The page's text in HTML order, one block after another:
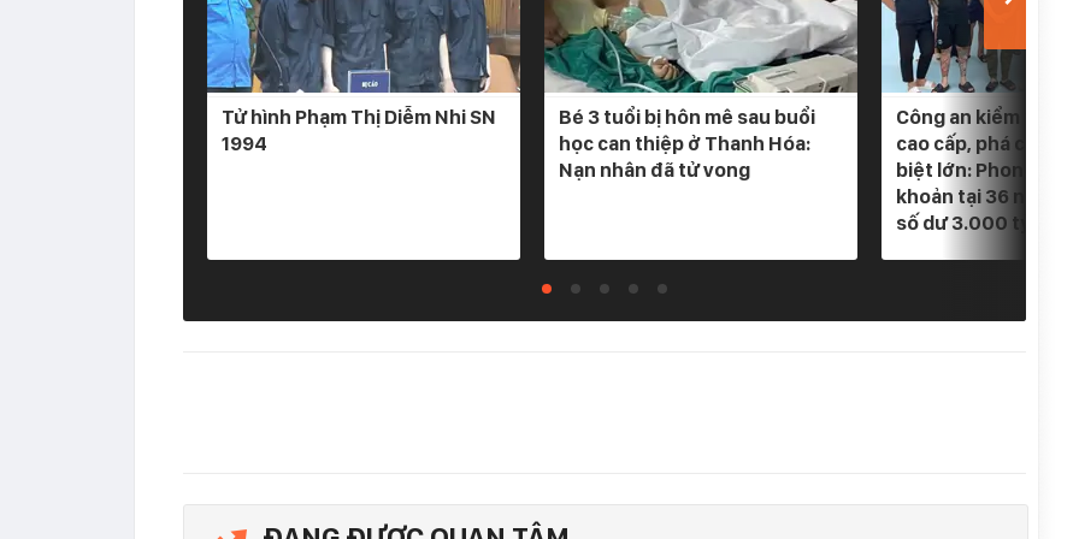
Tử hình Phạm Thị Diễm Nhi SN
1994
Bé 3 tuổi bị hôn mê sau buổi
học can thiệp ở Thanh Hóa:
Nạn nhân đã tử vong
Công an kiểm tra 5
cao cấp, phá
biệt lớn: Phong tỏa
khoản tại 36 ngân
số dư 3.000 tỷ